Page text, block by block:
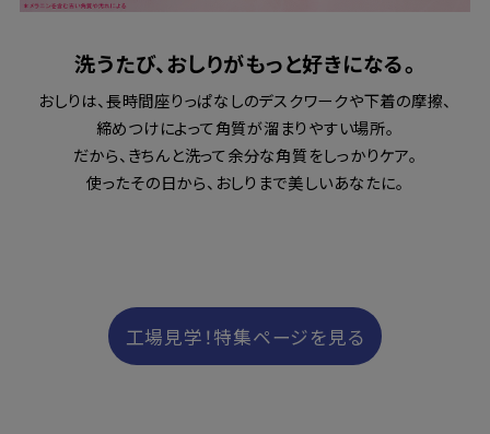
洗うたび、おしりがもっと好きになる。
おしりは、長時間座りっぱなしのデスクワークや下着の摩擦、
締めつけによって角質が溜まりやすい場所。
だから、きちんと洗って余分な角質をしっかりケア。
使ったその日から、おしりまで美しいあなたに。
工場見学！特集ページを見る